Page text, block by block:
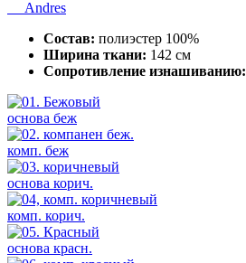
Andres
Состав: полиэстер 100%
Ширина ткани: 142 см
Сопротивление изнашиванию:
основа беж
комп. беж
основа корич.
комп. корич.
основа красн.